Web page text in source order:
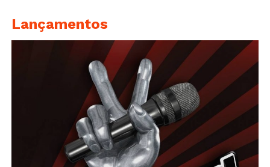
Lançamentos